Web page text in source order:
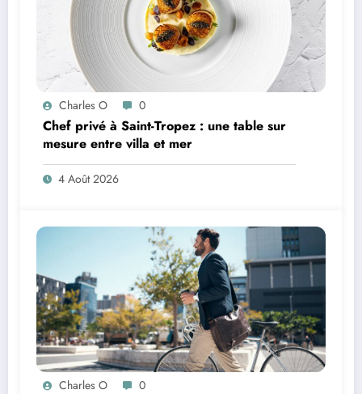
Charles O 0
Chef privé à Saint-Tropez : une table sur
mesure entre villa et mer
4 Août 2026
Charles O 0